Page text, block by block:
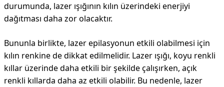
durumunda, lazer ışığının kılın üzerindeki enerjiyi
dağıtması daha zor olacaktır.
Bununla birlikte, lazer epilasyonun etkili olabilmesi için
kılın renkine de dikkat edilmelidir. Lazer ışığı, koyu renkli
kıllar üzerinde daha etkili bir şekilde çalışırken, açık
renkli kıllarda daha az etkili olabilir. Bu nedenle, lazer